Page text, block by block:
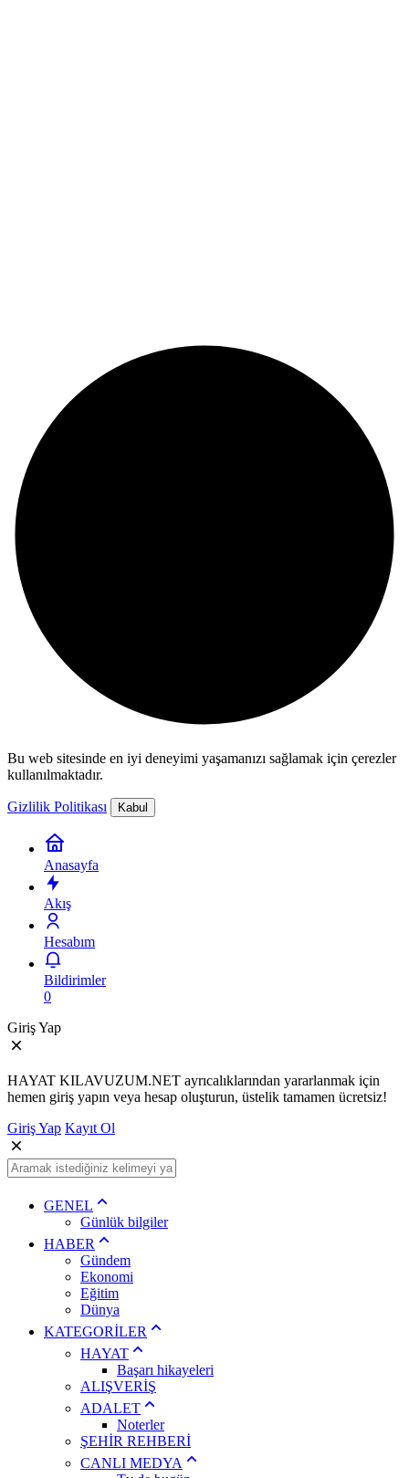
Bu web sitesinde en iyi deneyimi yaşamanızı sağlamak için çerezler
kullanılmaktadır.
Gizlilik Politikası Kabul
Anasayfa
Akış
Hesabım
Bildirimler
0
Giriş Yap
HAYAT KILAVUZUM.NET ayrıcalıklarından yararlanmak için
hemen giriş yapın veya hesap oluşturun, üstelik tamamen ücretsiz!
Giriş Yap Kayıt Ol
GENEL
Günlük bilgiler
HABER
Gündem
Ekonomi
Eğitim
Dünya
KATEGORİLER
HAYAT
Başarı hikayeleri
ALIŞVERİŞ
ADALET
Noterler
ŞEHİR REHBERİ
CANLI MEDYA